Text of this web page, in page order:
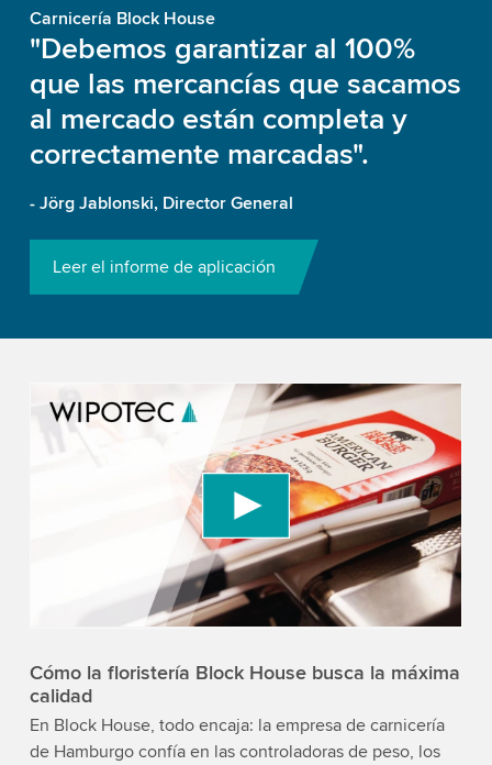
Carnicería Block House
"Debemos garantizar al 100%
que las mercancías que sacamos
al mercado están completa y
correctamente marcadas".
- Jörg Jablonski, Director General
Leer el informe de aplicación
We need your consent to load the YouTube
We use a third party service to embed video
content that may collect data about your activity.
Please review the details and accept the service
to watch this video.
Accept More information
Cómo la floristería Block House busca la máxima
calidad
En Block House, todo encaja: la empresa de carnicería
de Hamburgo confía en las controladoras de peso, los